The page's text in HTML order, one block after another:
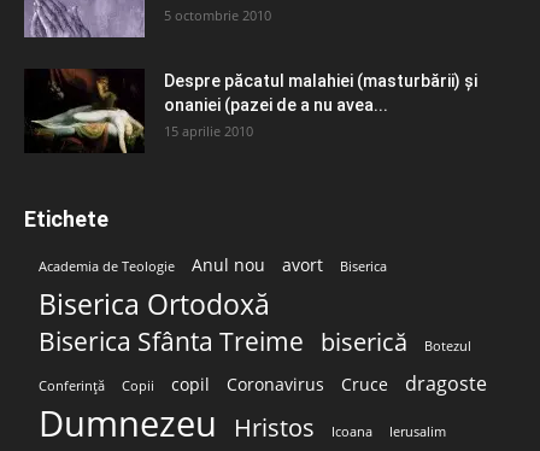
5 octombrie 2010
Despre păcatul malahiei (masturbării) şi
onaniei (pazei de a nu avea...
15 aprilie 2010
Etichete
Academia de Teologie Anul nou avort Biserica
Biserica Ortodoxă
Biserica Sfânta Treime biserică Botezul
Conferință Copii copil Coronavirus Cruce dragoste
Dumnezeu Hristos Icoana Ierusalim